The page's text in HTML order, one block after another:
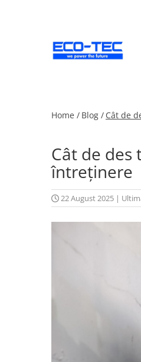
Pompe de căldură piscină
Pachete pompă de căldură R290
boiler și vană 3 căi
Accesorii pompă de căldură
Home / Blog / Cât de
Cât de des
întreținere
22 August 2025 |